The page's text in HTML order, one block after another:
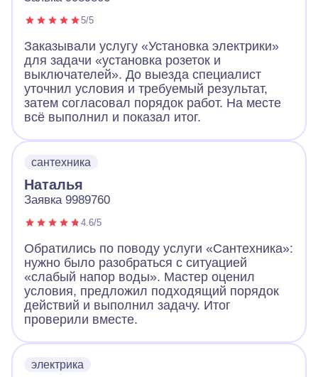
5/5
Заказывали услугу «Установка электрики»
для задачи «установка розеток и
выключателей». До выезда специалист
уточнил условия и требуемый результат,
затем согласовал порядок работ. На месте
всё выполнил и показал итог.
сантехника
Наталья
Заявка 9989760
4.6/5
Обратились по поводу услуги «Сантехника»:
нужно было разобраться с ситуацией
«слабый напор воды». Мастер оценил
условия, предложил подходящий порядок
действий и выполнил задачу. Итог
проверили вместе.
электрика